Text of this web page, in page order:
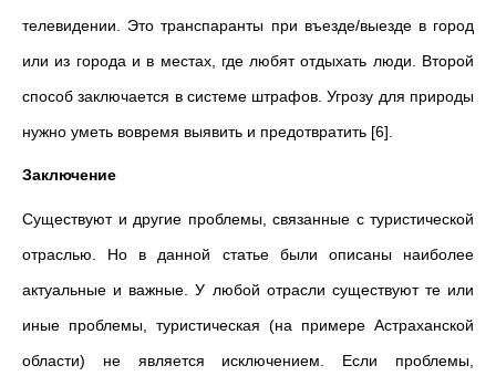
телевидении. Это транспаранты при въезде/выезде в город
или из города и в местах, где любят отдыхать люди. Второй
способ заключается в системе штрафов. Угрозу для природы
нужно уметь вовремя выявить и предотвратить [6].
Заключение
Существуют и другие проблемы, связанные с туристической
отраслью. Но в данной статье были описаны наиболее
актуальные и важные. У любой отрасли существуют те или
иные проблемы, туристическая (на примере Астраханской
области) не является исключением. Если проблемы,